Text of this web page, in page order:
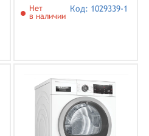
Нет
в наличии
Код: 1029339-1